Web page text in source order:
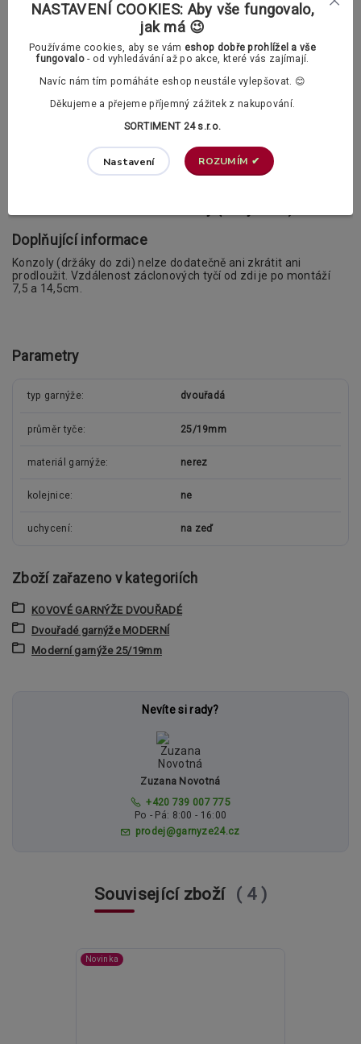
Vybrat si můžete mezi klasickými a polstrovanými kroužky.
V příslušenství si v případě potřeby můžete dokoupit také PVC
háčky.
Záclonové kroužky s žabkami dle vašeho
výběru:
Klasické záclonové kroužky
Doplňující informace
Konzoly (držáky do zdi) nelze dodatečně ani zkrátit ani
prodloužit. Vzdálenost záclonových tyčí od zdi je po montáží
7,5 a 14,5cm.
Parametry
typ garnýže dvouřadá
průměr tyče 25/19mm
materiál garnýže nerez
kolejnice ne
uchycení na zeď
Zboží zařazeno v kategoriích
KOVOVÉ GARNÝŽE DVOUŘADÉ
Dvouřadé garnýže MODERNÍ
Moderní garnýže 25/19mm
Nevíte si rady?
Zuzana Novotná
+420 739 007 775
Po - Pá: 8:00 - 16:00
prodej@garnyze24.cz
Související zboží 4
Novinka
NASTAVENÍ COOKIES: Aby vše fungovalo,
jak má 😉
Používáme cookies, aby se vám eshop dobře prohlížel a vše
fungovalo- od vyhledávání až po akce, které vás zajímají.
Navíc nám tím pomáháte eshop neustále vylepšovat. 😊
Děkujeme a přejeme příjemný zážitek z nakupování.
SORTIMENT 24 s.r.o.
Nastavení ROZUMÍM ✔